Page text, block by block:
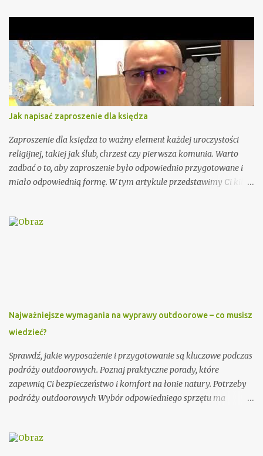
r
z
e
Jak napisać zaproszenie dla księdza
Zaproszenie dla księdza to ważny element każdej uroczystości
religijnej, takiej jak ślub, chrzest czy pierwsza komunia. Warto
zadbać o to, aby zaproszenie było odpowiednio przygotowane i
miało odpowiednią formę. W tym artykule przedstawimy Ci kilka
zaproszenia dla księdza warto pamiętać o kilku ważnych
zakończenia ceremonii, aby ksiądz wiedział, jak długo trwać
będzie jego obecność. Dodatkowo, warto zawrzeć informację na
temat planowanego poczęstunku po uroczystości. Przykładowe
zaproszenie: Szanowny Księże, Zwracamy się ...
Najważniejsze wymagania na wyprawy outdoorowe – co musisz
wiedzieć?
Sprawdź, jakie wyposażenie i przygotowanie są kluczowe podczas
podróży outdoorowych. Poznaj praktyczne porady, które
zapewnią Ci bezpieczeństwo i komfort na łonie natury. Potrzeby
podróży outdoorowych Wybór odpowiedniego sprzętu ma
Niezawodny namiot, ciepły śpiwór i solidne buty trekkingowe to